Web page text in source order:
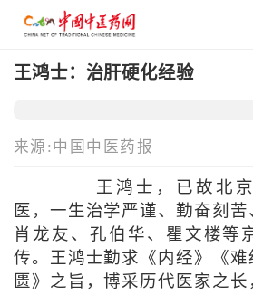
王鸿士：治肝硬化经验
来源:中国中医药报
王鸿士，已故北
医，一生治学严谨、勤奋刻
肖龙友、孔伯华、瞿文楼等
传。王鸿士勤求《内经》《
匮》之旨，博采历代医家之